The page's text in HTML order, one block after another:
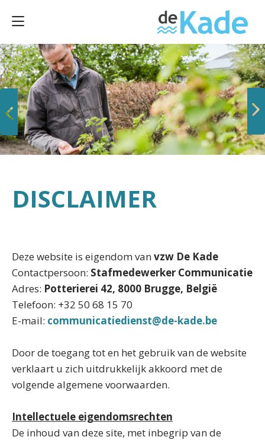
Vorige
Volgende
DISCLAIMER
Deze website is eigendom vanvzw De Kade
Contactpersoon: Stafmedewerker Communicatie
Adres: Potterierei 42, 8000 Brugge, België
Telefoon: +32 50 68 15 70​
E-mail: communicatiedienst@de-kade.be
Door de toegang tot en het gebruik van de website
verklaart u zich uitdrukkelijk akkoord met de
volgende algemene voorwaarden.
Intellectuele eigendomsrechten
De inhoud van deze site, met inbegrip van de